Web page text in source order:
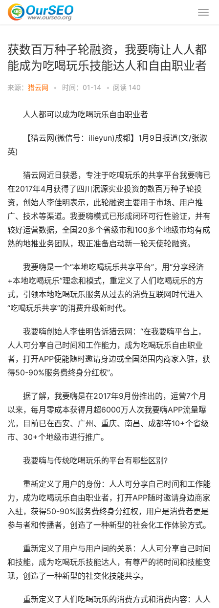
获数百万种子轮融资，我要嗨让人人都
能成为吃喝玩乐技能达人和自由职业者
来源： 猎云网 • 时间：01-14 • 阅读 140
人人都可以成为吃喝玩乐自由职业者
【猎云网(微信号：ilieyun)成都】1月9日报道(文/张淑
英)
猎云网近日获悉，专注于吃喝玩乐的共享平台我要嗨已
在2017年4月获得了四川泯源实业投资的数百万种子轮投
资，创始人李佳明表示，此轮融资主要用于市场、用户推
广、技术等渠道。我要嗨模式已形成闭环可行性验证，并有
较好运营数据，全国20多个省级市和100多个地级市均有成
熟的地推业务团队，现正准备启动新一轮天使轮融资。
我要嗨是一个“本地吃喝玩乐共享平台”，用“分享经济
+本地吃喝玩乐”理念和模式，重定义了人们吃喝玩乐的方
式，引领本地吃喝玩乐服务从过去的消费互联网时代进入
“吃喝玩乐共享”的消费升级新时代。
我要嗨创始人李佳明告诉猎云网：“在我要嗨平台上，
人人可分享自己时间和工作能力，成为吃喝玩乐自由职业
者，打开APP便能随时邀请身边或全国范围内商家入驻，获
得50-90%服务费终身分红权”。
据了解，我要嗨是在2017年9月份推出的，运营7个月
以来，每月零成本获得月超6000万人次我要嗨APP流量曝
光，目前已在西安、广州、重庆、南昌、成都等10+个省级
市、30+个地级市进行推广。
我要嗨与传统吃喝玩乐的平台有哪些区别?
重新定义了用户的身份：人人可分享自己时间和工作能
力，成为吃喝玩乐自由职业者，打开APP随时邀请身边商家
入驻，获得50-90%服务费终身分红权，用户是消费者更是
参与者和传播者，创造了一种新型的社会化工作体验方式。
重新定义了用户与用户间的关系：人人可分享自己时间
和技能，成为吃喝玩乐技能达人，有尊严的将时间和技能变
现，创造了一种新型的社交化技能共享。
重新定义了人们吃喝玩乐的消费方式和消费内容：人人